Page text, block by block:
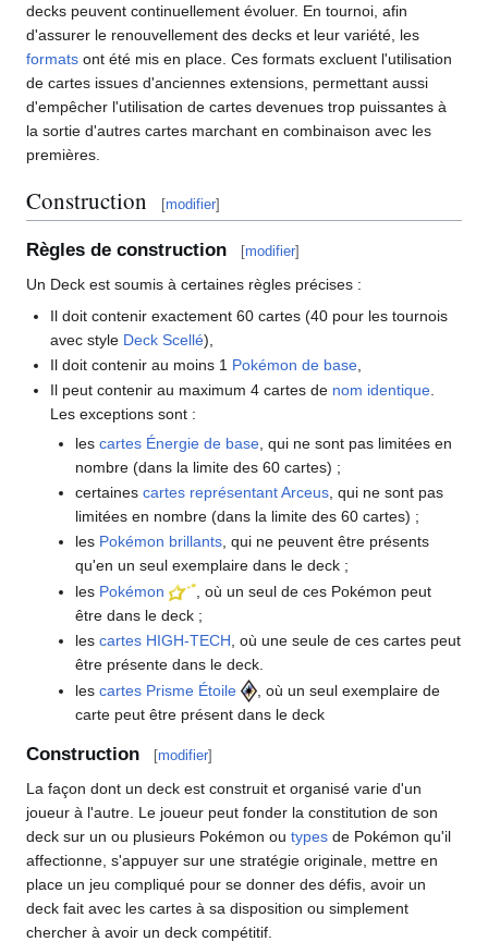
decks peuvent continuellement évoluer. En tournoi, afin
d'assurer le renouvellement des decks et leur variété, les
formats ont été mis en place. Ces formats excluent l'utilisation
de cartes issues d'anciennes extensions, permettant aussi
d'empêcher l'utilisation de cartes devenues trop puissantes à
la sortie d'autres cartes marchant en combinaison avec les
premières.
Construction [modifier]
Règles de construction [modifier]
Un Deck est soumis à certaines règles précises :
Il doit contenir exactement 60 cartes (40 pour les tournois
avec style Deck Scellé),
Il doit contenir au moins 1 Pokémon de base
Il peut contenir au maximum 4 cartes de nom identique.
Les exceptions sont :
les cartes Énergie de base, qui ne sont pas limitées en
nombre (dans la limite des 60 cartes) ;
certaines cartes représentant Arceus, qui ne sont pas
limitées en nombre (dans la limite des 60 cartes) ;
les Pokémon brillants, qui ne peuvent être présents
qu'en un seul exemplaire dans le deck ;
les Pokémon
, où un seul de ces Pokémon peut
être dans le deck ;
les cartes HIGH-TECH, où une seule de ces cartes peut
être présente dans le deck.
les cartes Prisme Étoile
, où un seul exemplaire de
carte peut être présent dans le deck
Construction [modifier]
La façon dont un deck est construit et organisé varie d'un
joueur à l'autre. Le joueur peut fonder la constitution de son
deck sur un ou plusieurs Pokémon ou types de Pokémon qu'il
affectionne, s'appuyer sur une stratégie originale, mettre en
place un jeu compliqué pour se donner des défis, avoir un
deck fait avec les cartes à sa disposition ou simplement
chercher à avoir un deck compétitif.